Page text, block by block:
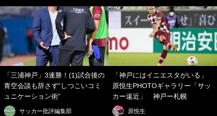
「三浦神戸」3連勝！(1)試合後の
青空会談も辞さず“しつこいコミ
ュニケーション術”
サッカー批評編集部
「神戸にはイニエスタがいる」
原悦生PHOTOギャラリー「サッ
カー遠近」 神戸ー札幌
原悦生